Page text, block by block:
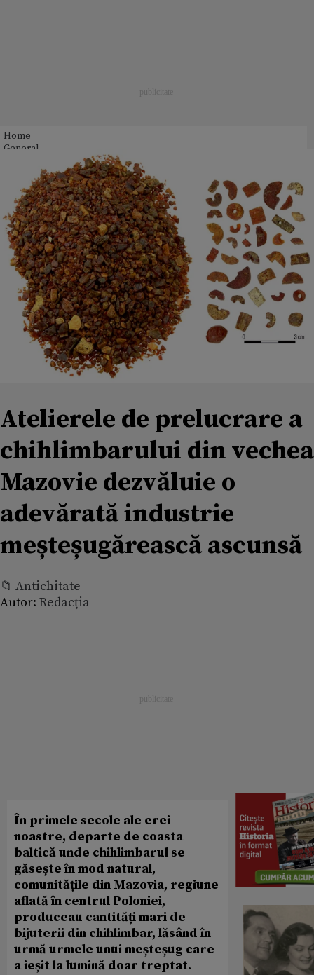
Home
General
Atelierele de prelucrare a
chihlimbarului din vechea
Mazovie dezvăluie o
adevărată industrie
meșteșugărească ascunsă
📁 Antichitate
Autor: Redacția
În primele secole ale erei
noastre, departe de coasta
baltică unde chihlimbarul se
găsește în mod natural,
comunitățile din Mazovia, regiune
aflată în centrul Poloniei,
produceau cantități mari de
bijuterii din chihlimbar, lăsând în
urmă urmele unui meșteșug care
a ieșit la lumină doar treptat.